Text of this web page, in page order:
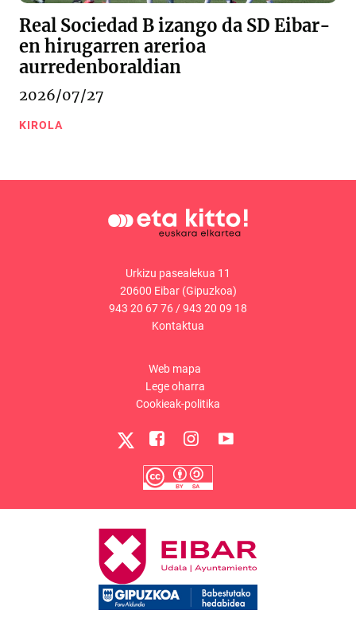
Real Sociedad B izango da SD Eibar-
en hirugarren arerioa
aurredenboraldian
2026/07/27
KIROLA
Urkizu pasealekua 11
20600 Eibar (Gipuzkoa)
943 20 67 76/943 20 09 18
Kontaktua
Web mapa
Lege oharra
Cookieak-politika